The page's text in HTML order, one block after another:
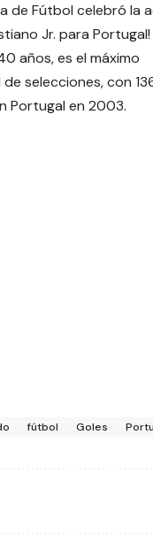
de Fútbol celebró la
Jr. para Portugal!
años, es el máximo
selecciones, con
Portugal en 2003.
fútbol Goles